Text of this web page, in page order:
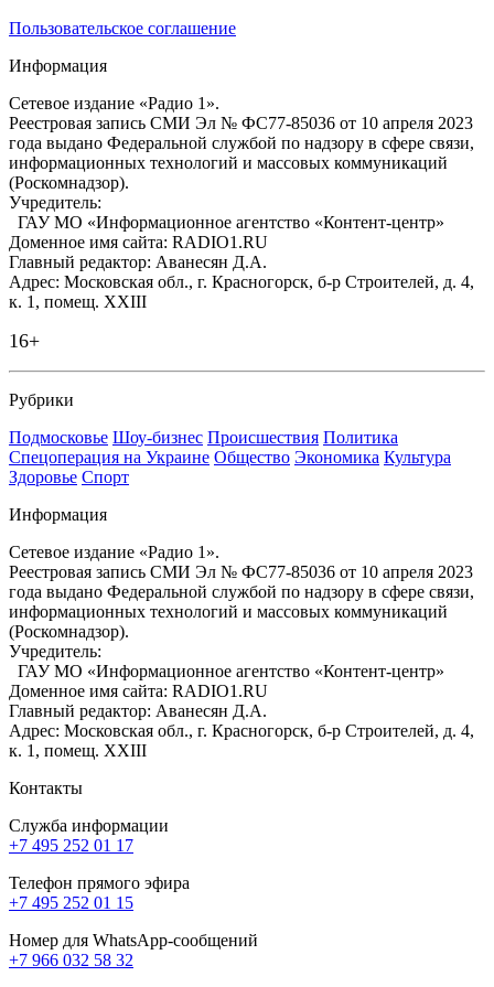
Пользовательское соглашение
Информация
Сетевое издание «Радио 1».
Реестровая запись СМИ Эл № ФС77-85036 от 10 апреля 2023
года выдано Федеральной службой по надзору в сфере связи,
информационных технологий и массовых коммуникаций
(Роскомнадзор).
Учредитель:
ГАУ МО «Информационное агентство «Контент-центр»
Доменное имя сайта: RADIO1.RU
Главный редактор: Аванесян Д.А.
Адрес: Московская обл., г. Красногорск, б-р Строителей, д. 4,
к. 1, помещ. XXIII
16+
Рубрики
Подмосковье Шоу-бизнес Происшествия Политика
Спецоперация на Украине Общество Экономика Культура
Здоровье Спорт
Информация
Сетевое издание «Радио 1».
Реестровая запись СМИ Эл № ФС77-85036 от 10 апреля 2023
года выдано Федеральной службой по надзору в сфере связи,
информационных технологий и массовых коммуникаций
(Роскомнадзор).
Учредитель:
ГАУ МО «Информационное агентство «Контент-центр»
Доменное имя сайта: RADIO1.RU
Главный редактор: Аванесян Д.А.
Адрес: Московская обл., г. Красногорск, б-р Строителей, д. 4,
к. 1, помещ. XXIII
Контакты
Служба информации
+7 495 252 01 17
Телефон прямого эфира
+7 495 252 01 15
Номер для WhatsApp-сообщений
+7 966 032 58 32